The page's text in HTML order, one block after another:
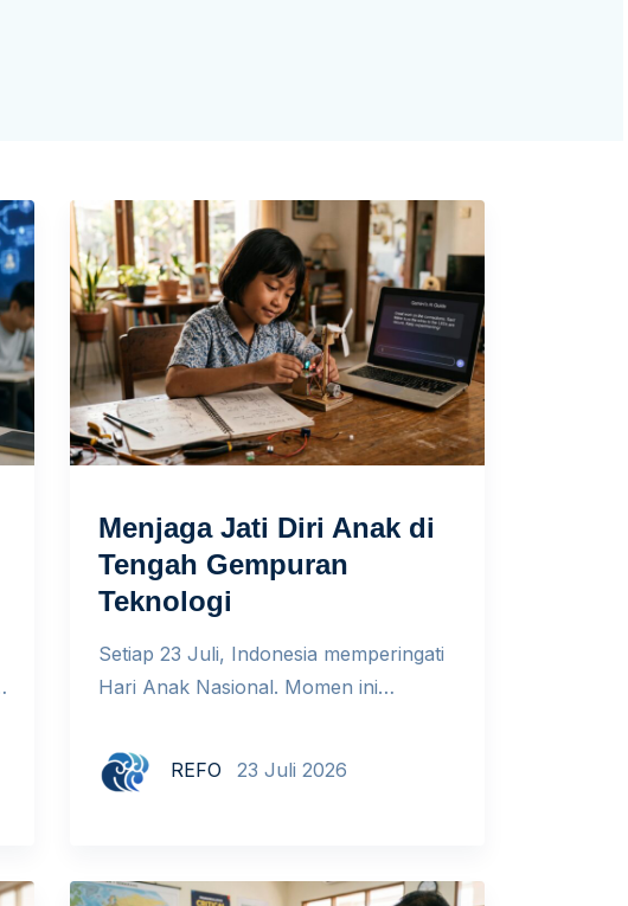
Menjaga Jati Diri Anak di
Tengah Gempuran
Teknologi
Setiap 23 Juli, Indonesia memperingati
Hari Anak Nasional. Momen ini
pesatnya perkembangan AI, anak tidak
hanya belajar menggunakan teknologi.
hadir dalam keseharian anak. Mereka
REFO 23 Juli 2026